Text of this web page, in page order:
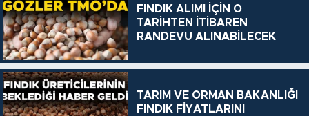
FINDIK ALIMI İÇİN O
TARİHTEN İTİBAREN
RANDEVU ALINABİLECEK
TARIM VE ORMAN BAKANLIĞI
FINDIK FİYATLARINI